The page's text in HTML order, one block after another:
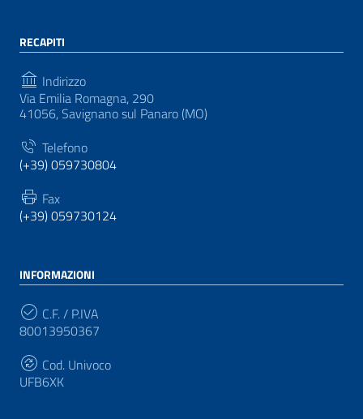
RECAPITI
Indirizzo
Via Emilia Romagna, 290
41056, Savignano sul Panaro (MO)
Telefono
(+39) 059730804
Fax
(+39) 059730124
INFORMAZIONI
C.F. / P.IVA
80013950367
Cod. Univoco
UFB6XK